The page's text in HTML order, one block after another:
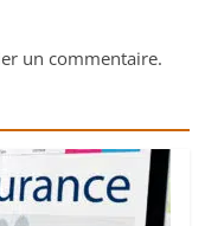
un commentaire.